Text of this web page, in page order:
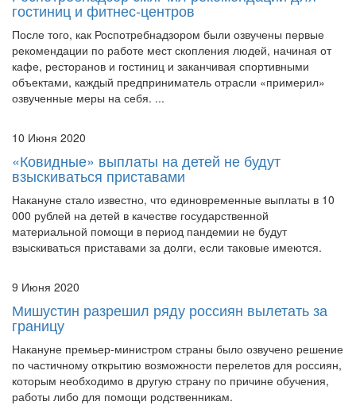
рекомендации по работе мест скопления людей, начиная от
кафе, ресторанов и гостиниц и заканчивая спортивными
объектами, каждый предприниматель отрасли «примерил»
озвученные меры на себя. ...
10 Июня 2020
взыскиваться приставами
Накануне стало известно, что единовременные выплаты в 10
000 рублей на детей в качестве государственной
материальной помощи в период пандемии не будут
взыскиваться приставами за долги, если таковые имеются.
9 Июня 2020
границу
Накануне премьер-министром страны было озвучено решение
по частичному открытию возможности перелетов для россиян,
которым необходимо в другую страну по причине обучения,
работы либо для помощи родственникам.
9 Июня 2020